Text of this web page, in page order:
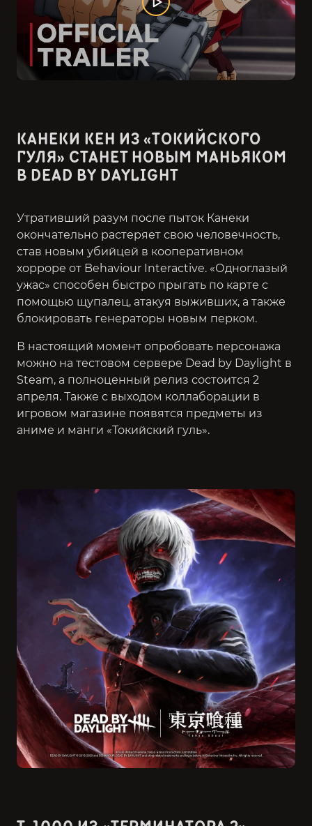
КАНЕКИ КЕН ИЗ «ТОКИЙСКОГО
ГУЛЯ» СТАНЕТ НОВЫМ МАНЬЯКОМ
В DEAD BY DAYLIGHT
Утративший разум после пыток Канеки
окончательно растеряет свою человечность,
став новым убийцей в кооперативном
хорроре от Behaviour Interactive. «Одноглазый
ужас» способен быстро прыгать по карте с
помощью щупалец, атакуя выживших, а также
блокировать генераторы новым перком.
В настоящий момент опробовать персонажа
можно на тестовом сервере Dead by Daylight в
Steam, а полноценный релиз состоится 2
апреля. Также с выходом коллаборации в
игровом магазине появятся предметы из
аниме и манги «Токийский гуль».